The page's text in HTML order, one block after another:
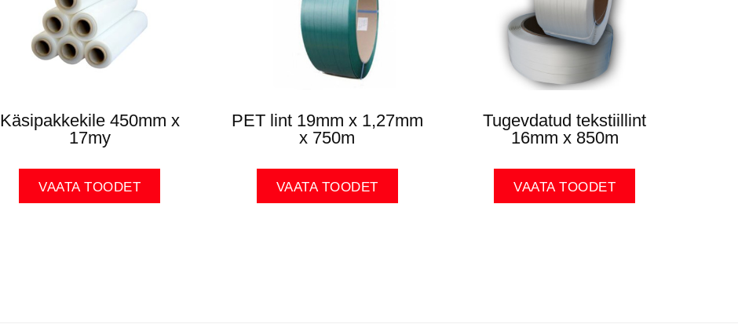
Käsipakkekile 450mm x
17my
VAATA TOODET
PET lint 19mm x 1,27mm
x 750m
VAATA TOODET
Tugevdatud tekstiillint
16mm x 850m
VAATA TOODET